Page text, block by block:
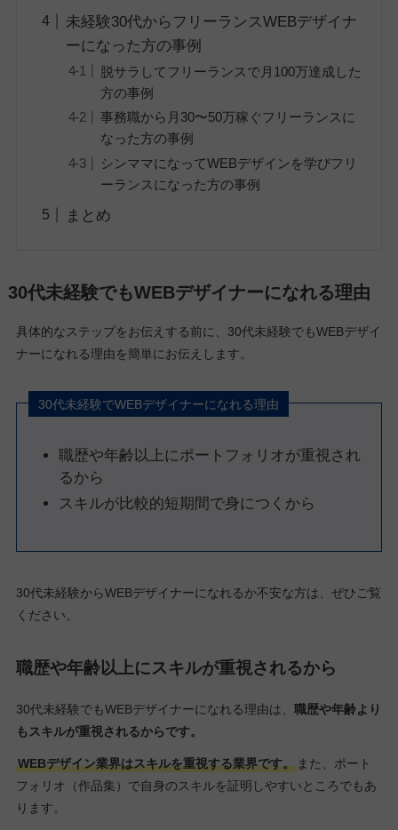
未経験30代からフリーランスWEBデザイナ
ーになった方の事例
脱サラしてフリーランスで月100万達成した
方の事例
事務職から月30〜50万稼ぐフリーランスに
なった方の事例
シンママになってWEBデザインを学びフリ
ーランスになった方の事例
まとめ
30代未経験でもWEBデザイナーになれる理由
具体的なステップをお伝えする前に、30代未経験でもWEBデザイ
ナーになれる理由を簡単にお伝えします。
30代未経験でWEBデザイナーになれる理由
職歴や年齢以上にポートフォリオが重視され
るから
スキルが比較的短期間で身につくから
30代未経験からWEBデザイナーになれるか不安な方は、ぜひご覧
ください。
職歴や年齢以上にスキルが重視されるから
30代未経験でもWEBデザイナーになれる理由は、 職歴や年齢より
もスキルが重視されるからです。
WEBデザイン業界はスキルを重視する業界です。また、ポート
フォリオ（作品集）で自身のスキルを証明しやすいところでもあ
ります。